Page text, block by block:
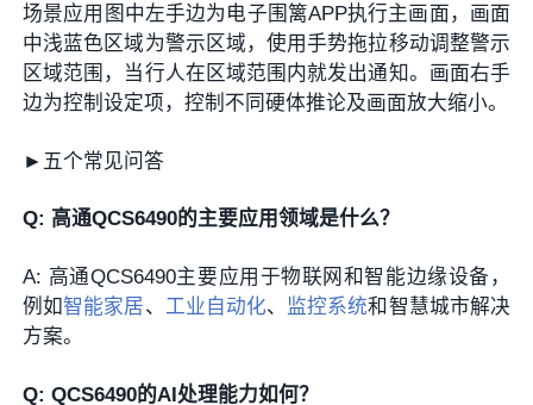
场景应用图中左手边为电子围篱APP执行主画面，画面
中浅蓝色区域为警示区域，使用手势拖拉移动调整警示
区域范围，当行人在区域范围内就发出通知。画面右手
边为控制设定项，控制不同硬体推论及画面放大缩小。
► 五个常见问答
Q: 高通QCS6490的主要应用领域是什么？
A: 高通QCS6490主要应用于物联网和智能边缘设备，
例如智能家居、 工业自动化、 监控系统和智慧城市解决
方案。
Q: QCS6490的AI处理能力如何？